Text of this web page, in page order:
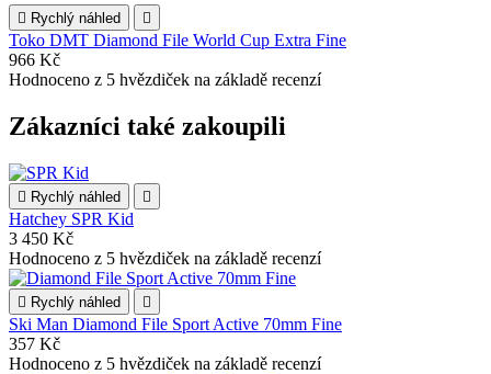
 Rychlý náhled 
Toko DMT Diamond File World Cup Extra Fine
966 Kč
Hodnoceno z 5 hvězdiček na základě recenzí
Zákazníci také zakoupili
 Rychlý náhled 
Hatchey SPR Kid
3 450 Kč
Hodnoceno z 5 hvězdiček na základě recenzí
 Rychlý náhled 
Ski Man Diamond File Sport Active 70mm Fine
357 Kč
Hodnoceno z 5 hvězdiček na základě recenzí